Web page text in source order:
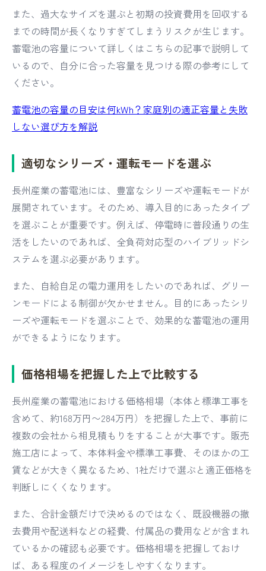
また、過大なサイズを選ぶと初期の投資費用を回収する
までの時間が長くなりすぎてしまうリスクが生じます。
蓄電池の容量について詳しくはこちらの記事で説明して
いるので、自分に合った容量を見つける際の参考にして
ください。
蓄電池の容量の目安は何kWh？家庭別の適正容量と失敗
しない選び方を解説
適切なシリーズ・運転モードを選ぶ
長州産業の蓄電池には、豊富なシリーズや運転モードが
展開されています。そのため、導入目的にあったタイプ
を選ぶことが重要です。例えば、停電時に普段通りの生
活をしたいのであれば、全負荷対応型のハイブリッドシ
ステムを選ぶ必要があります。
また、自給自足の電力運用をしたいのであれば、グリー
ンモードによる制御が欠かせません。目的にあったシリ
ーズや運転モードを選ぶことで、効果的な蓄電池の運用
ができるようになります。
価格相場を把握した上で比較する
長州産業の蓄電池における価格相場（本体と標準工事を
含めて、約168万円〜284万円）を把握した上で、事前に
複数の会社から相見積もりをすることが大事です。販売
施工店によって、本体料金や標準工事費、そのほかの工
賃などが大きく異なるため、1社だけで選ぶと適正価格を
判断しにくくなります。
また、合計金額だけで決めるのではなく、既設機器の撤
去費用や配送料などの経費、付属品の費用などが含まれ
ているかの確認も必要です。価格相場を把握しておけ
ば、ある程度のイメージをしやすくなります。